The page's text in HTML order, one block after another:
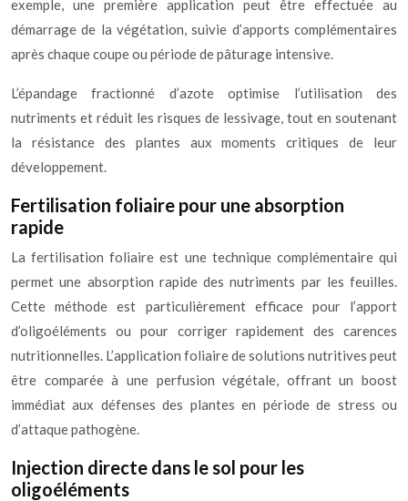
exemple, une première application peut être effectuée au
démarrage de la végétation, suivie d’apports complémentaires
après chaque coupe ou période de pâturage intensive.
L’épandage fractionné d’azote optimise l’utilisation des
nutriments et réduit les risques de lessivage, tout en soutenant
la résistance des plantes aux moments critiques de leur
développement.
Fertilisation foliaire pour une absorption
rapide
La fertilisation foliaire est une technique complémentaire qui
permet une absorption rapide des nutriments par les feuilles.
Cette méthode est particulièrement efficace pour l’apport
d’oligoéléments ou pour corriger rapidement des carences
nutritionnelles. L’application foliaire de solutions nutritives peut
être comparée à une perfusion végétale, offrant un boost
immédiat aux défenses des plantes en période de stress ou
d’attaque pathogène.
Injection directe dans le sol pour les
oligoéléments